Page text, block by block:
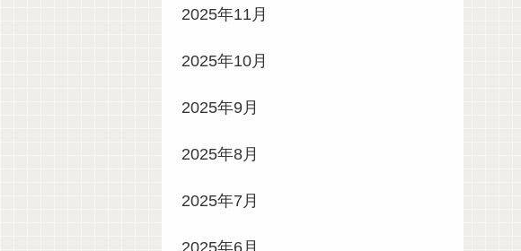
2025年11月
2025年10月
2025年9月
2025年8月
2025年7月